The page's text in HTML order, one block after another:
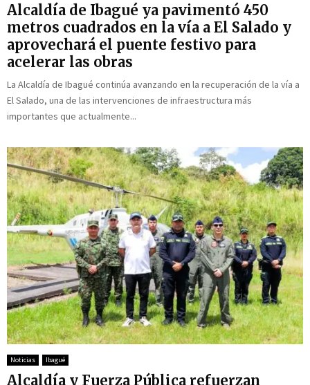
Alcaldía de Ibagué ya pavimentó 450
metros cuadrados en la vía a El Salado y
aprovechará el puente festivo para
acelerar las obras
La Alcaldía de Ibagué continúa avanzando en la recuperación de la vía a
El Salado, una de las intervenciones de infraestructura más
importantes que actualmente...
Noticias Ibagué
Alcaldía y Fuerza Pública refuerzan